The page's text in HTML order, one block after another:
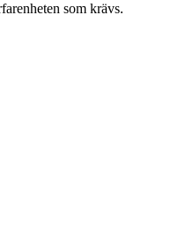
som krävs.